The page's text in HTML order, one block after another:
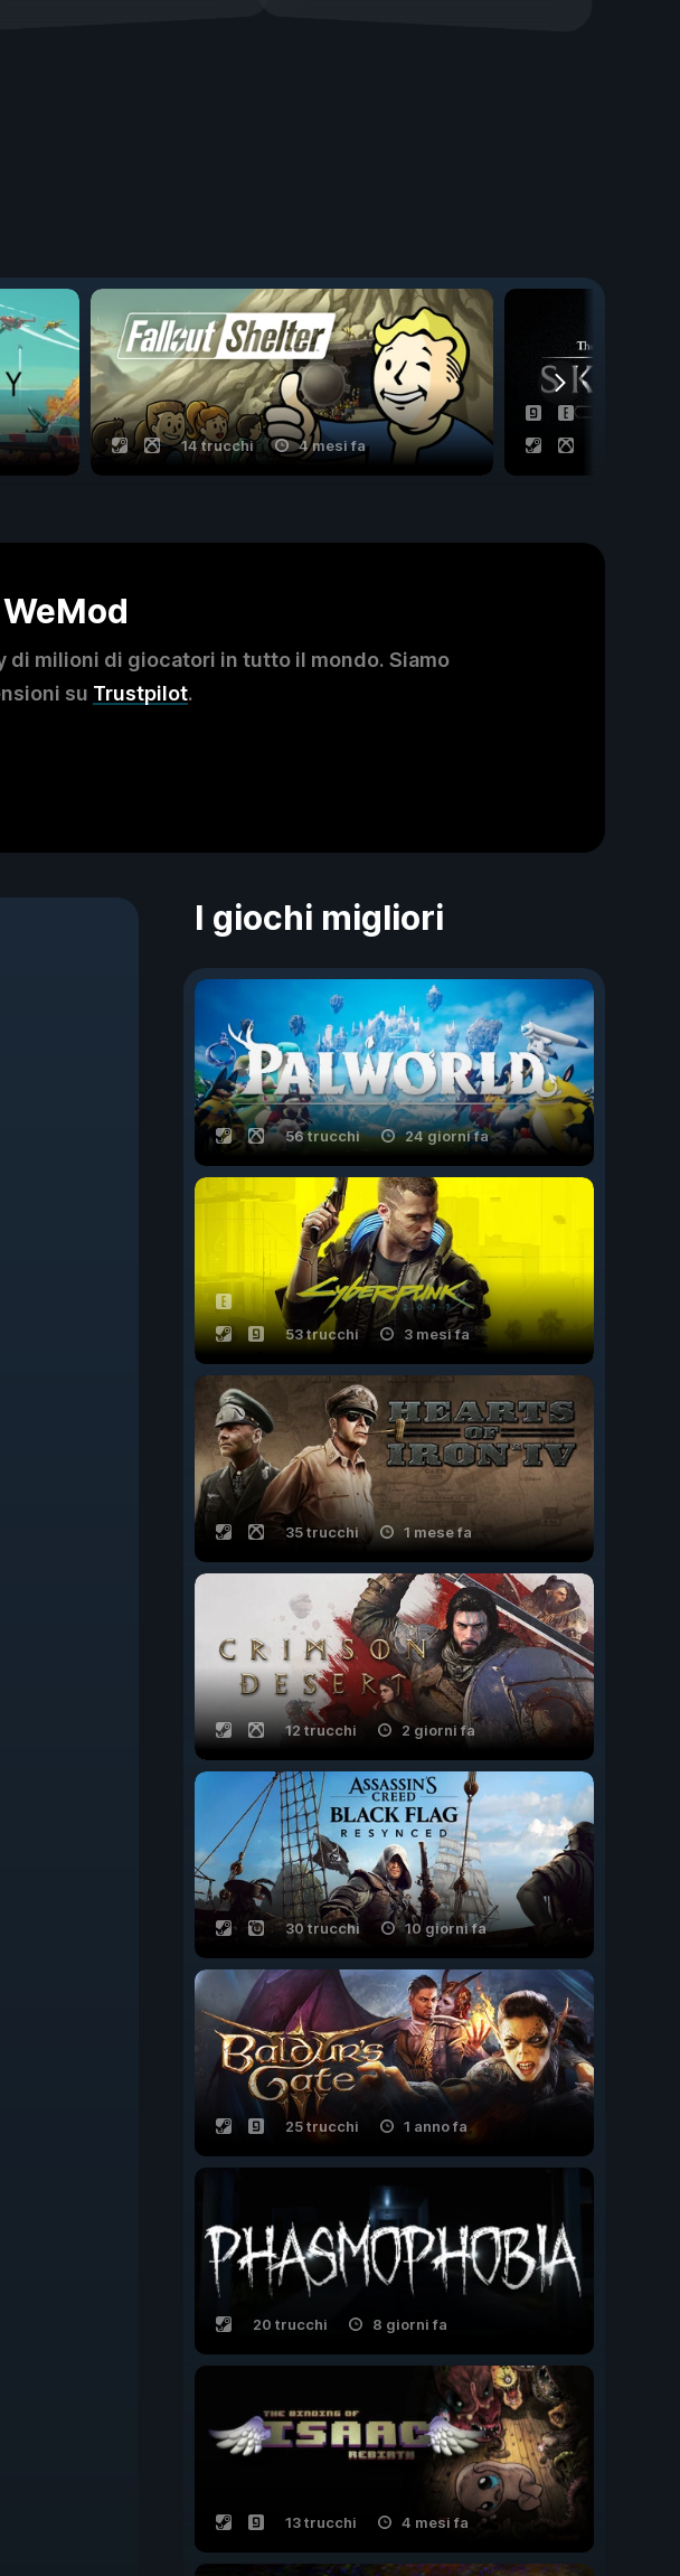
14 trucchi 4 mesi fa
di milioni di giocatori in tutto il mondo. Siamo
su Trustpilot.
I giochi migliori
56 trucchi 24 giorni fa
53 trucchi 3 mesi fa
35 trucchi 1 mese fa
12 trucchi 2 giorni fa
30 trucchi 10 giorni fa
25 trucchi 1 anno fa
20 trucchi 8 giorni fa
13 trucchi 4 mesi fa